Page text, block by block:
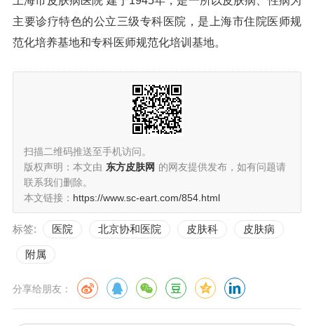
主要诊疗特色的公立三级专科医院，是上海市住院医师规
范化培养基地和专科医师规范化培训基地。
扫描二维码推送至手机访问。
版权声明：本文由 东方皮肤网 的网友提供发布，如有问题请
联系我们删除。
本文链接： https://www.sc-eart.com/854.html
标签: 医院 北京协和医院 皮肤科 皮肤病
附属
分享给朋友：